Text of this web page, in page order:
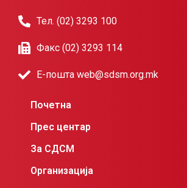
Тел. (02) 3293 100
Факс (02) 3293 114
Е-пошта web@sdsm.org.mk
Почетна
Прес центар
За СДСМ
Организација